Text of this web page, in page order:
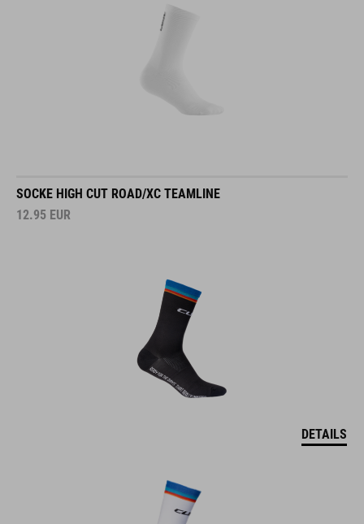
SOCKE HIGH CUT ROAD/XC TEAMLINE
12.95 EUR
DETAILS